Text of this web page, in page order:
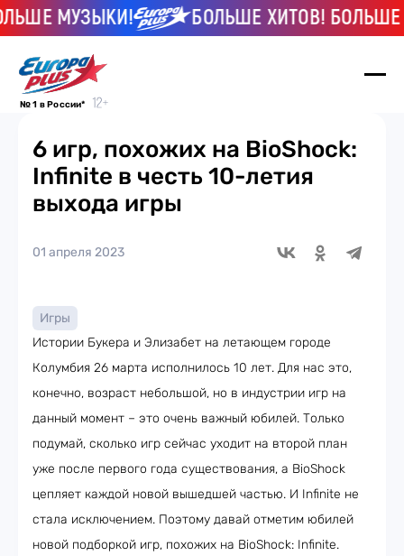
МУЗЫКИ! БОЛЬШЕ ХИТОВ! БОЛЬШЕ
№ 1 в России*
6 игр, похожих на BioShock:
Infinite в честь 10-летия
выхода игры
01 апреля 2023
Игры
Истории Букера и Элизабет на летающем городе
Колумбия 26 марта исполнилось 10 лет. Для нас это,
конечно, возраст небольшой, но в индустрии игр на
данный момент – это очень важный юбилей. Только
подумай, сколько игр сейчас уходит на второй план
уже после первого года существования, а BioShock
цепляет каждой новой вышедшей частью. И Infinite не
стала исключением. Поэтому давай отметим юбилей
новой подборкой игр, похожих на BioShock: Infinite.